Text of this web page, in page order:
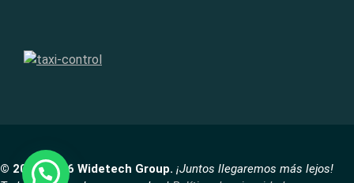
© 2007-2026 Widetech Group. ¡Juntos llegaremos más lejos!